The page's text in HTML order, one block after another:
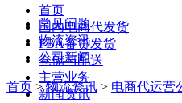
首页
国内电商代发货
FBA备货发货
仓储与配送
主营业务
新闻资讯
常见问题
物流资讯
公司新闻
首页 >物流资讯 > 电商代运营